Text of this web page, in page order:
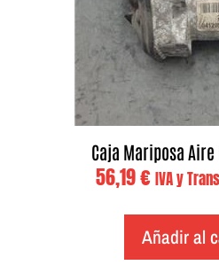
Caja Mariposa Aire
56,19€ IVA y
Añadir al